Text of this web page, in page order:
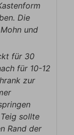
Die
und
für 30
für 10-12
zur
sollte
Rand der